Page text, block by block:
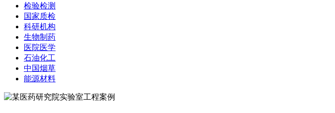
检验检测
国家质检
科研机构
生物制药
医院医学
石油化工
中国烟草
能源材料